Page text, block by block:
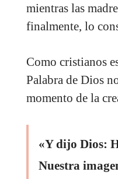
mientras las
finalmente, lo
Como cristianos
Palabra de Dios
momento de la
«Y dijo Dios:
Nuestra